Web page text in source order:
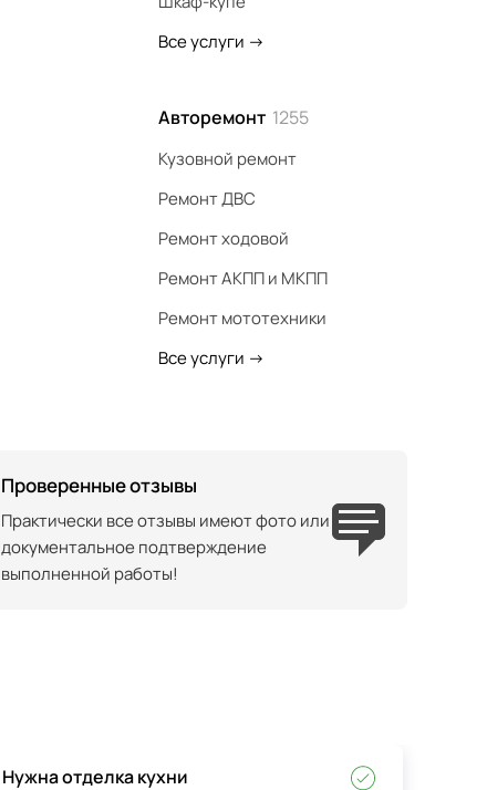
Все услуги ->
Авторемонт 1255
Кузовной ремонт
Ремонт ДВС
Ремонт ходовой
Ремонт АКПП и МКПП
Ремонт мототехники
Все услуги ->
Проверенные отзывы
Практически все отзывы имеют фото или
документальное подтверждение
выполненной работы!
Нужна отделка кухни